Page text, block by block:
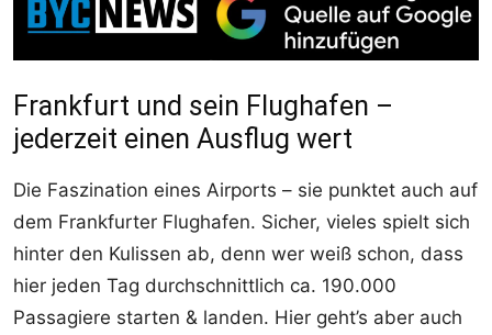
Frankfurt und sein Flughafen –
jederzeit einen Ausflug wert
Die Faszination eines Airports – sie punktet auch auf
dem Frankfurter Flughafen. Sicher, vieles spielt sich
hinter den Kulissen ab, denn wer weiß schon, dass
hier jeden Tag durchschnittlich ca. 190.000
Passagiere starten & landen. Hier geht’s aber auch